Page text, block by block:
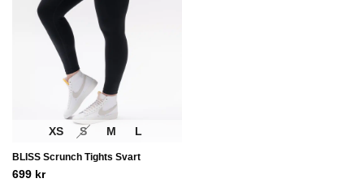
XS S M L
BLISS Scrunch Tights Svart
699 kr